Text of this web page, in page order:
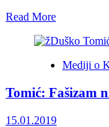
pitanjima
BiH
Read MoreRead
about
povodom
Hrvatskog
o
Mediji o
Tomić: Fašizam
15.01.2019